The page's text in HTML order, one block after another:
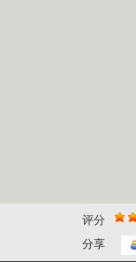
评分
分享